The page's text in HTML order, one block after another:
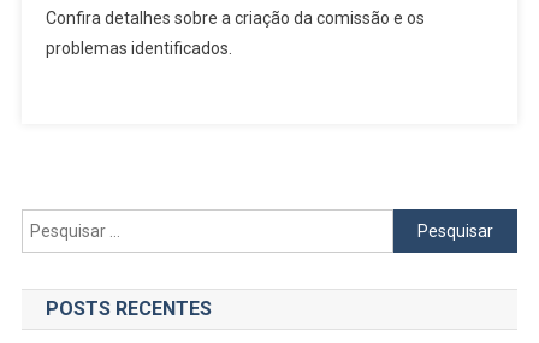
Pela
Câmara
Confira detalhes sobre a criação da comissão e os
problemas identificados.
Pesquisar
por:
POSTS RECENTES